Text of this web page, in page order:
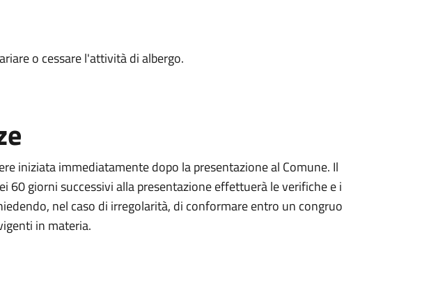
o cessare l'attività di albergo.
iniziata immediatamente dopo la presentazione al Comune. Il
60 giorni successivi alla presentazione effettuerà le verifiche e i
nel caso di irregolarità, di conformare entro un congruo
in materia.